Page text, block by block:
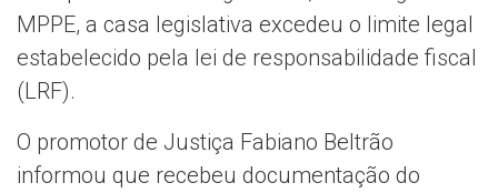
MPPE, a casa legislativa excedeu o limite legal
estabelecido pela lei de responsabilidade fiscal
(LRF).
O promotor de Justiça Fabiano Beltrão
informou que recebeu documentação do